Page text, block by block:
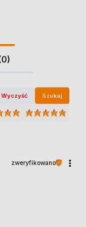
Wyczyść Szukaj
zweryfikowano